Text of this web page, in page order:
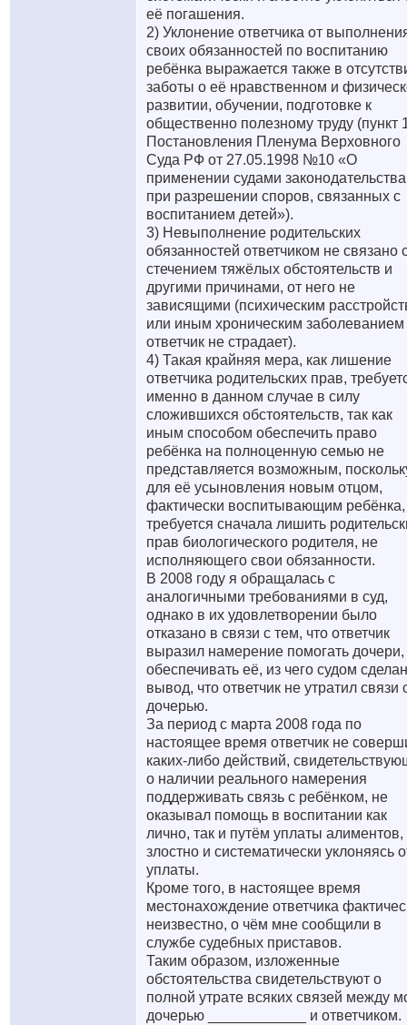
её погашения.
2) Уклонение ответчика от
своих обязанностей по воспитанию
ребёнка выражается также в
заботы о её нравственном и
развитии, обучении, подготовке к
общественно полезному труду (пункт
Постановления Пленума Верховного
Суда РФ от 27.05.1998 №10 «О
применении судами законодательства
при разрешении споров, связанных с
воспитанием детей»).
3) Невыполнение родительских
обязанностей ответчиком не связано
стечением тяжёлых обстоятельств и
другими причинами, от него не
зависящими (психическим
или иным хроническим заболеванием
ответчик не страдает).
4) Такая крайняя мера, как лишение
ответчика родительских прав,
именно в данном случае в силу
сложившихся обстоятельств, так как
иным способом обеспечить право
ребёнка на полноценную семью не
представляется возможным,
для её усыновления новым отцом,
фактически воспитывающим ребёнка,
требуется сначала лишить
прав биологического родителя, не
исполняющего свои обязанности.
В 2008 году я обращалась с
аналогичными требованиями в суд,
однако в их удовлетворении было
отказано в связи с тем, что ответчик
выразил намерение помогать дочери,
обеспечивать её, из чего судом сделан
вывод, что ответчик не утратил связи
дочерью.
За период с марта 2008 года по
настоящее время ответчик не
каких-либо действий,
о наличии реального намерения
поддерживать связь с ребёнком, не
оказывал помощь в воспитании как
лично, так и путём уплаты алиментов,
злостно и систематически уклоняясь
уплаты.
Кроме того, в настоящее время
местонахождение ответчика
неизвестно, о чём мне сообщили в
службе судебных приставов.
Таким образом, изложенные
обстоятельства свидетельствуют о
полной утрате всяких связей между
дочерью ____________ и ответчиком.